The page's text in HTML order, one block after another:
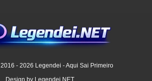
- 2026 Legendei - Aqui Sai Primeiro